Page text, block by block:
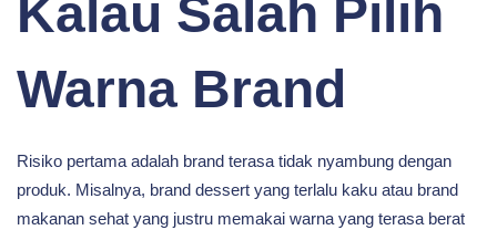
Kalau Salah Pilih
Warna Brand
Risiko pertama adalah brand terasa tidak nyambung dengan
produk. Misalnya, brand dessert yang terlalu kaku atau brand
makanan sehat yang justru memakai warna yang terasa berat